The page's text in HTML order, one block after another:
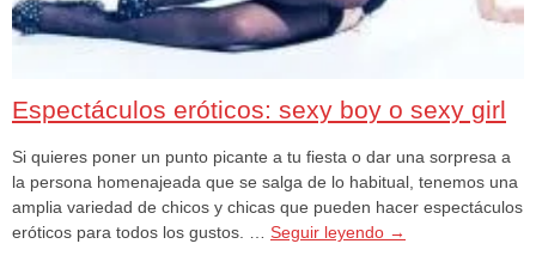
Espectáculos eróticos: sexy boy o sexy girl
Si quieres poner un punto picante a tu fiesta o dar una sorpresa a
la persona homenajeada que se salga de lo habitual, tenemos una
amplia variedad de chicos y chicas que pueden hacer espectáculos
eróticos para todos los gustos. … Seguir leyendo →